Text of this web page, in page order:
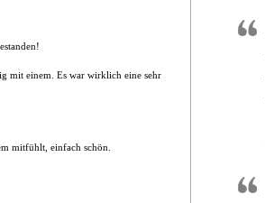
mit einem. Es war wirklich eine sehr
mitfühlt, einfach schön.